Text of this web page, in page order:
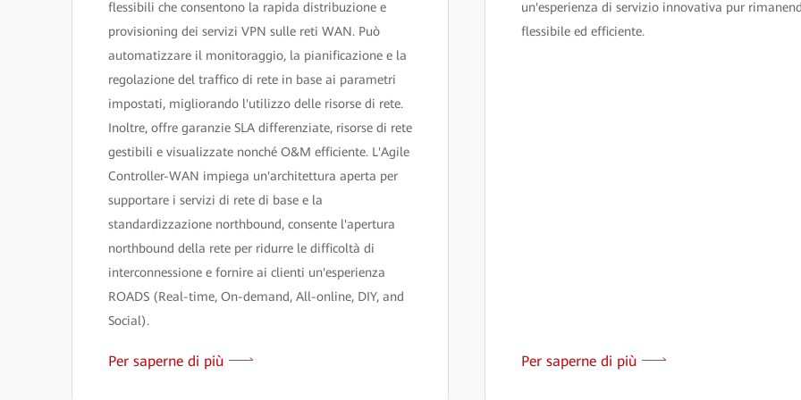
flessibili che consentono la rapida distribuzione e
provisioning dei servizi VPN sulle reti WAN. Può
automatizzare il monitoraggio, la pianificazione e la
regolazione del traffico di rete in base ai parametri
impostati, migliorando l'utilizzo delle risorse di rete.
Inoltre, offre garanzie SLA differenziate, risorse di rete
gestibili e visualizzate nonché O&M efficiente. L'Agile
Controller-WAN impiega un'architettura aperta per
supportare i servizi di rete di base e la
standardizzazione northbound, consente l'apertura
northbound della rete per ridurre le difficoltà di
interconnessione e fornire ai clienti un'esperienza
ROADS (Real-time, On-demand, All-online, DIY, and
Social).
Per saperne di più
un'esperienza di servizio innovativa pur
flessibile ed efficiente.
Per saperne di più